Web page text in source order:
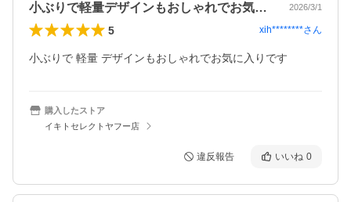
小ぶりで軽量デザインもおしゃれでお気に… 2026/3/1
5 xih********さん
小ぶりで 軽量 デザインもおしゃれでお気に入りです
購入したストア
イキトセレクトヤフー店
違反報告 いいね 0